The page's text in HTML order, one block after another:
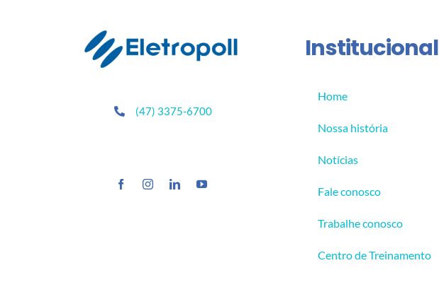
(47) 3375-6700
Institucional
Home
Nossa história
Notícias
Fale conosco
Trabalhe conosco
Centro de Treinamento